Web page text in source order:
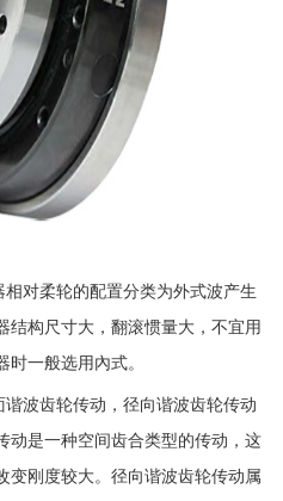
相对柔轮的配置分类为外式波产生
结构尺寸大，翻滚惯量大，不宜用
一般选用內式。
波齿轮传动，径向谐波齿轮传动
动是一种空间齿合类型的传动，这
变刚度较大。径向谐波齿轮传动属